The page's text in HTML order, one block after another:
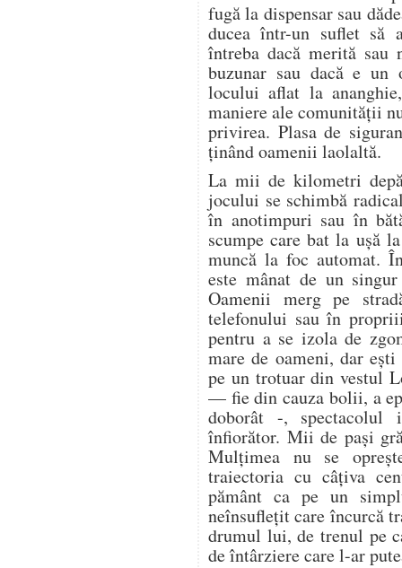
fugă la dispensar sau
ducea într-un suflet să
întreba dacă merită
buzunar sau dacă e
locului aflat la
maniere ale comunității
privirea. Plasa de
ținând oamenii laolaltă.
La mii de kilometri
jocului se schimbă
în anotimpuri sau în
scumpe care bat la ușă
muncă la foc automat.
este mânat de un
Oamenii merg pe
telefonului sau în
pentru a se izola de
mare de oameni, dar
pe un trotuar din vestul
— fie din cauza bolii, a
doborât -, spectacolul
înfiorător. Mii de pași
Mulțimea nu se
traiectoria cu câțiva
pământ ca pe un
neînsuflețit care încurcă
drumul lui, de trenul pe
de întârziere care l-ar